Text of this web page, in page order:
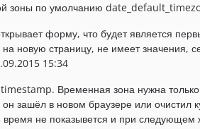
зоны по умолчанию
форму, что будет является
новую страницу, не имеет значения,
15:34
Временная зона нужна
зашёл в новом браузере или очистил
не показывется и при